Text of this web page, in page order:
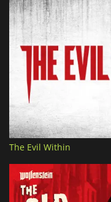
The Evil Within